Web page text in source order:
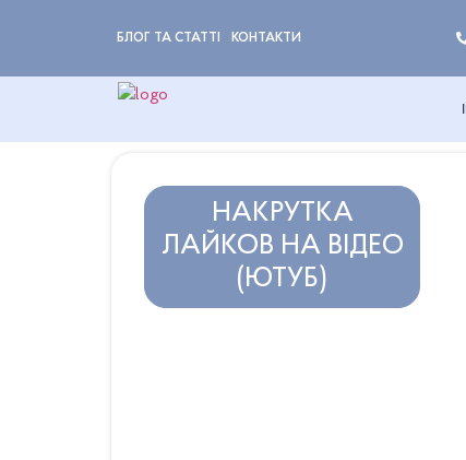
БЛОГ ТА СТАТТІ КОНТАКТИ
НАКРУТКА
ЛАЙКОВ НА ВІДЕО
(ЮТУБ)